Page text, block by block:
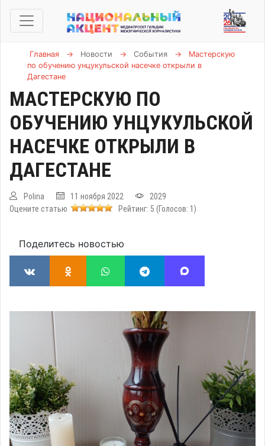
Главная → Новости → События →
Мастерскую
по обучению унцукульской насечке открыли в
Дагестане
МАСТЕРСКУЮ ПО
ОБУЧЕНИЮ УНЦУКУЛЬСКОЙ
НАСЕЧКЕ ОТКРЫЛИ В
ДАГЕСТАНЕ
Polina 11 ноября 2022
2029
Оцените статью
Рейтинг: 5 (Голосов: 1 )
Поделитесь новостью